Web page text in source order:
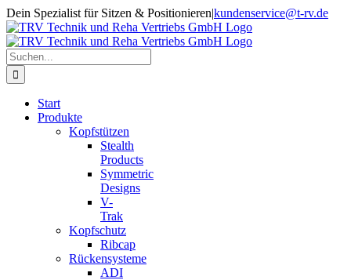
Zum
Inhalt
springen
Dein Spezialist für Sitzen & Positionieren|kundenservice@t-rv.de
Suche
nach:
Start
Produkte
Kopfstützen
Stealth
Products
Symmetric
Designs
V-
Trak
Kopfschutz
Ribcap
Rückensysteme
ADI